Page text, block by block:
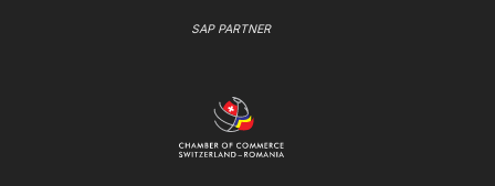
SAP PARTNER